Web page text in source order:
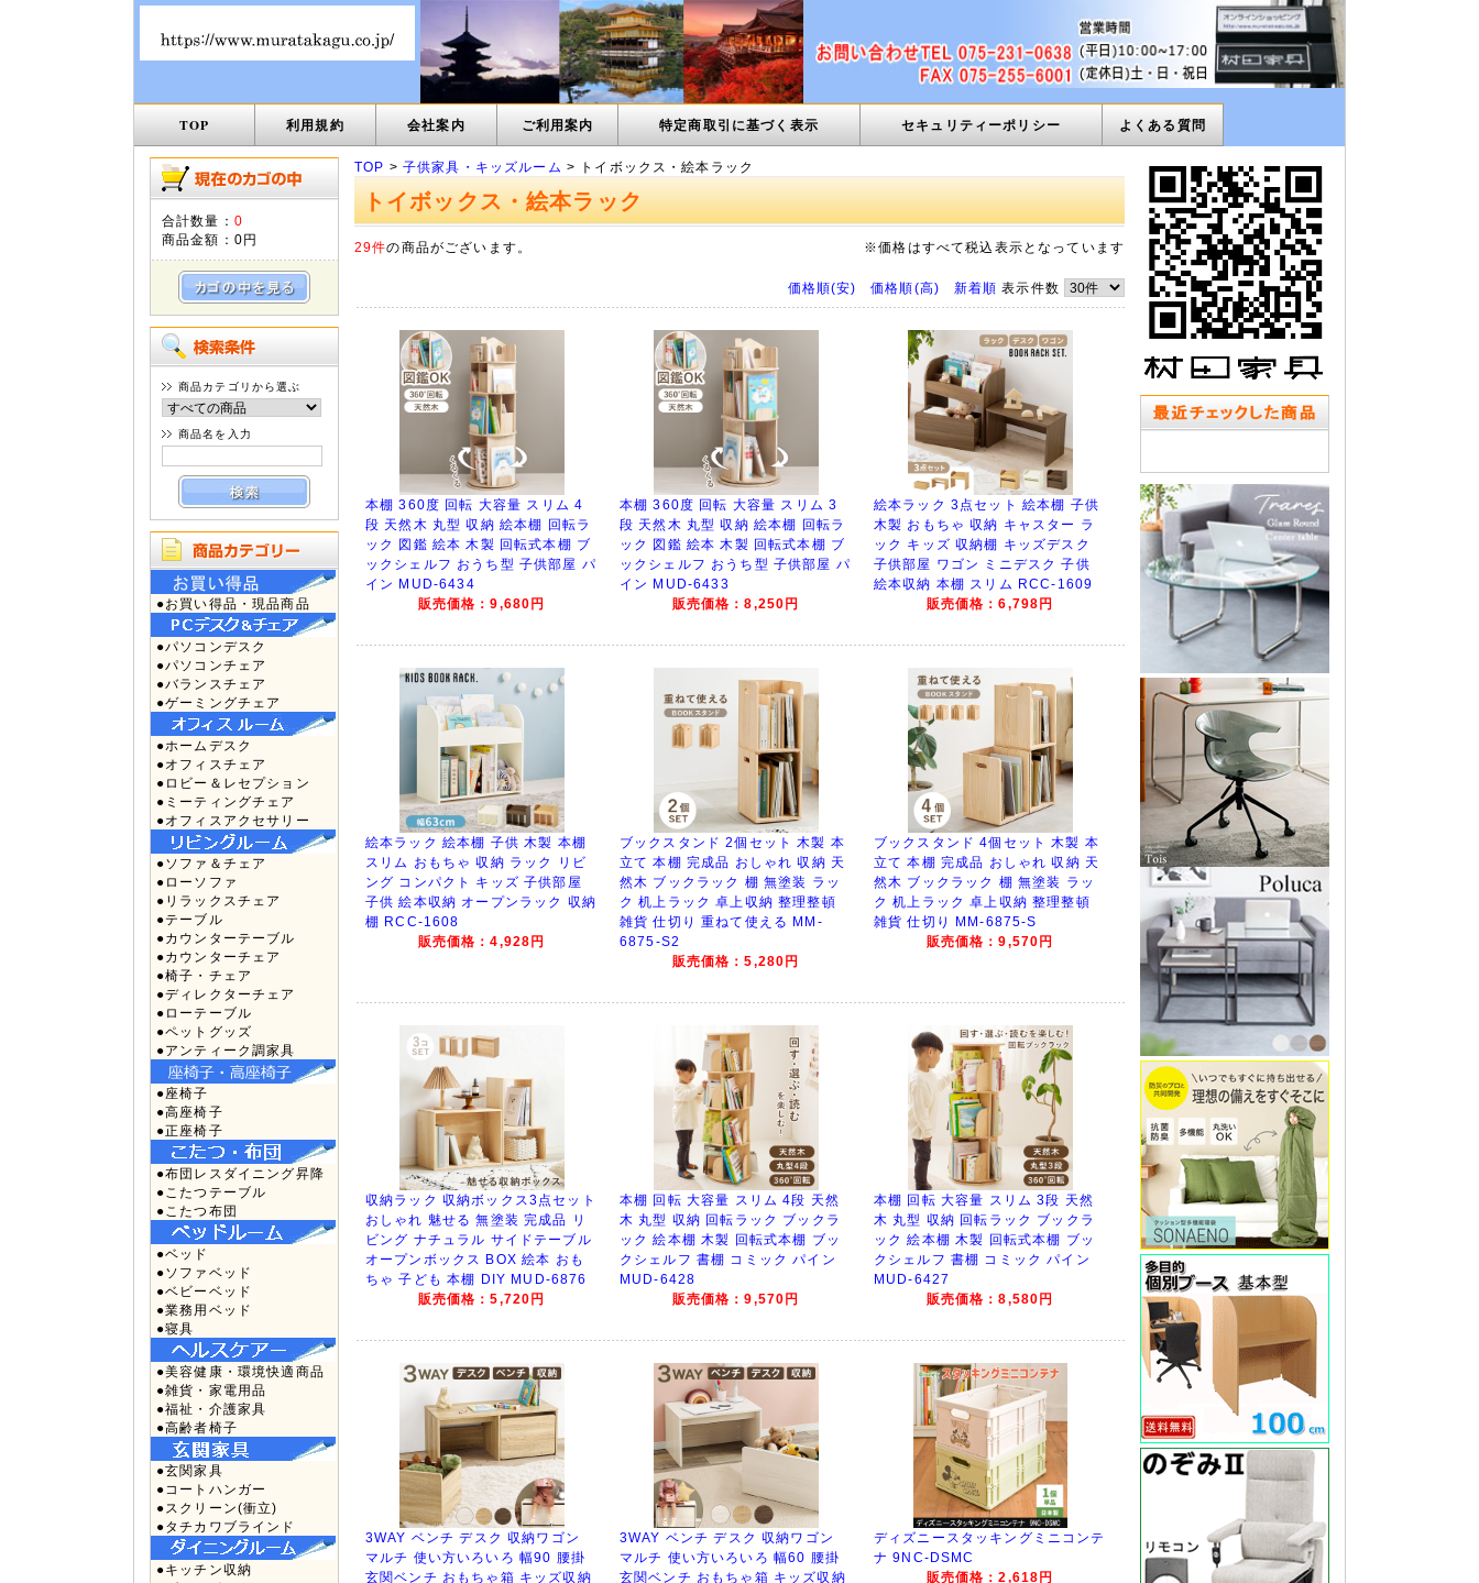
TOP 利用規約 会社案内 ご利用案内 特定商取引に基づく表示 セキュリティーポリシー よくある質問
合計数量： 0
商品金額： 0円
商品カテゴリから選ぶ
商品名を入力
●お買い得品・現品商品
●パソコンデスク
●パソコンチェア
●バランスチェア
●ゲーミングチェア
●ホームデスク
●オフィスチェア
●ロビー＆レセプション
●ミーティングチェア
●オフィスアクセサリー
●ソファ＆チェア
●ローソファ
●リラックスチェア
●テーブル
●カウンターテーブル
●カウンターチェア
●椅子・チェア
●ディレクターチェア
●ローテーブル
●ペットグッズ
●アンティーク調家具
●座椅子
●高座椅子
●正座椅子
●布団レスダイニング昇降
●こたつテーブル
●こたつ布団
●ベッド
●ソファベッド
●ベビーベッド
●業務用ベッド
●寝具
●美容健康・環境快適商品
●雑貨・家電用品
●福祉・介護家具
●高齢者椅子
●玄関家具
●コートハンガー
●スクリーン(衝立)
●タチカワブラインド
●キッチン収納
TOP > 子供家具・キッズルーム > トイボックス・絵本ラック
トイボックス・絵本ラック
29件の商品がございます。 ※価格はすべて税込表示となっています
価格順(安) 価格順(高) 新着順 表示件数
本棚 360度 回転 大容量 スリム 4
段 天然木 丸型 収納 絵本棚 回転ラ
ック 図鑑 絵本 木製 回転式本棚 ブ
ックシェルフ おうち型 子供部屋 パ
イン MUD-6434
販売価格：9,680円
本棚 360度 回転 大容量 スリム 3
段 天然木 丸型 収納 絵本棚 回転ラ
ック 図鑑 絵本 木製 回転式本棚 ブ
ックシェルフ おうち型 子供部屋 パ
イン MUD-6433
販売価格：8,250円
絵本ラック 3点セット 絵本棚 子供
木製 おもちゃ 収納 キャスター ラ
ック キッズ 収納棚 キッズデスク
子供部屋 ワゴン ミニデスク 子供
絵本収納 本棚 スリム RCC-1609
販売価格：6,798円
絵本ラック 絵本棚 子供 木製 本棚
スリム おもちゃ 収納 ラック リビ
ング コンパクト キッズ 子供部屋
子供 絵本収納 オープンラック 収納
棚 RCC-1608
販売価格：4,928円
ブックスタンド 2個セット 木製 本
立て 本棚 完成品 おしゃれ 収納 天
然木 ブックラック 棚 無塗装 ラッ
ク 机上ラック 卓上収納 整理整頓
雑貨 仕切り 重ねて使える MM-
6875-S2
販売価格：5,280円
ブックスタンド 4個セット 木製 本
立て 本棚 完成品 おしゃれ 収納 天
然木 ブックラック 棚 無塗装 ラッ
ク 机上ラック 卓上収納 整理整頓
雑貨 仕切り MM-6875-S
販売価格：9,570円
収納ラック 収納ボックス3点セット
おしゃれ 魅せる 無塗装 完成品 リ
ビング ナチュラル サイドテーブル
オープンボックス BOX 絵本 おも
ちゃ 子ども 本棚 DIY MUD-6876
販売価格：5,720円
本棚 回転 大容量 スリム 4段 天然
木 丸型 収納 回転ラック ブックラ
ック 絵本棚 木製 回転式本棚 ブッ
クシェルフ 書棚 コミック パイン
MUD-6428
販売価格：9,570円
本棚 回転 大容量 スリム 3段 天然
木 丸型 収納 回転ラック ブックラ
ック 絵本棚 木製 回転式本棚 ブッ
クシェルフ 書棚 コミック パイン
MUD-6427
販売価格：8,580円
3WAY ベンチ デスク 収納ワゴン
マルチ 使い方いろいろ 幅90 腰掛
玄関ベンチ おもちゃ箱 キッズ収納
3WAY ベンチ デスク 収納ワゴン
マルチ 使い方いろいろ 幅60 腰掛
玄関ベンチ おもちゃ箱 キッズ収納
ディズニースタッキングミニコンテ
ナ 9NC-DSMC
販売価格：2,618円